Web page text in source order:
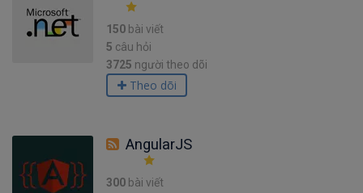
150 bài viết
5 câu hỏi
3725 người theo dõi
Theo dõi
AngularJS
300 bài viết